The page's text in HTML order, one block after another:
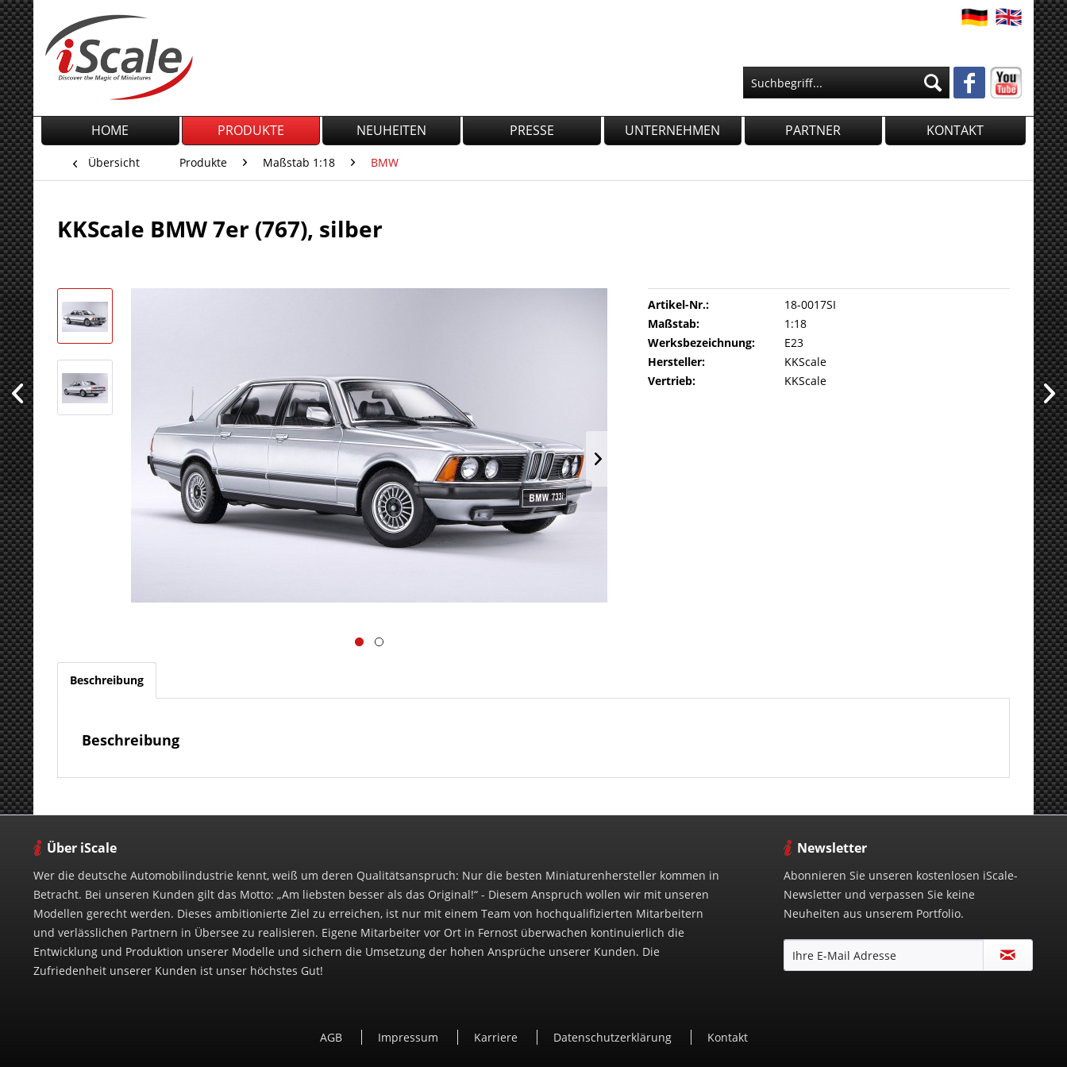
HOME PRODUKTE NEUHEITEN PRESSE UNTERNEHMEN PARTNER KONTAKT
Übersicht Produkte Maßstab 1:18 BMW
KKScale BMW 7er (767), silber
Artikel-Nr.:
18-0017SI
Maßstab:
1:18
Werksbezeichnung:
E23
Hersteller:
KKScale
Vertrieb:
KKScale
Beschreibung
Beschreibung
Über iScale
Wer die deutsche Automobilindustrie kennt, weiß um deren Qualitätsanspruch: Nur die besten Miniaturenhersteller kommen in
Betracht. Bei unseren Kunden gilt das Motto: „Am liebsten besser als das Original!“ - Diesem Anspruch wollen wir mit unseren
Modellen gerecht werden. Dieses ambitionierte Ziel zu erreichen, ist nur mit einem Team von hochqualifizierten Mitarbeitern
und verlässlichen Partnern in Übersee zu realisieren. Eigene Mitarbeiter vor Ort in Fernost überwachen kontinuierlich die
Entwicklung und Produktion unserer Modelle und sichern die Umsetzung der hohen Ansprüche unserer Kunden. Die
Zufriedenheit unserer Kunden ist unser höchstes Gut!
Newsletter
Abonnieren Sie unseren kostenlosen iScale-
Newsletter und verpassen Sie keine
Neuheiten aus unserem Portfolio.
AGB Impressum Karriere Datenschutzerklärung Kontakt